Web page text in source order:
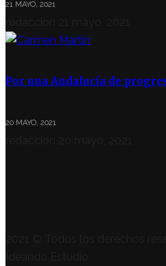
21 MAYO, 2021
Por una Andalucía de
20 MAYO, 2021